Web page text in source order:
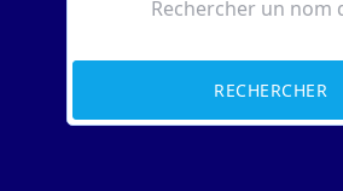
RECHERCHER